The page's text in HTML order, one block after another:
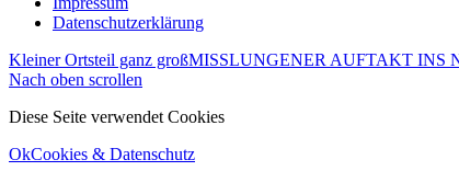
Datenschutzerklärung
Kleiner Ortsteil ganz großMISSLUNGENER AUFTAKT INS
Nach oben scrollen
Diese Seite verwendet Cookies
OkCookies & Datenschutz